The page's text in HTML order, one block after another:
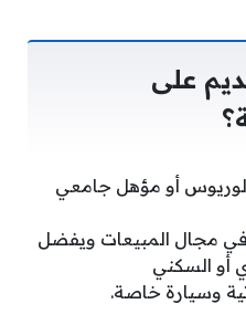
على
أو مؤهل جامعي
في مجال المبيعات ويفضل
أو السكني
وسيارة خاصة.